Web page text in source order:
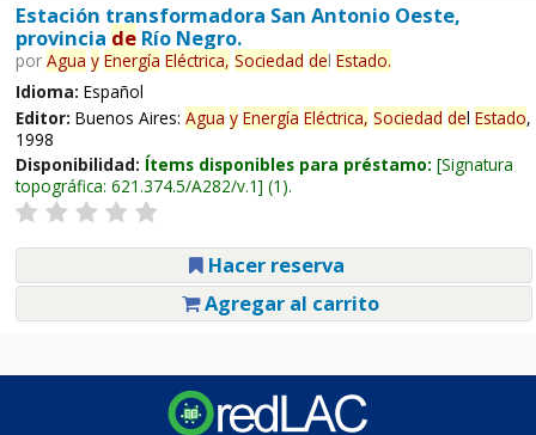
Estación transformadora San Antonio Oeste,
provincia deRío Negro.
por Agua y Energía Eléctrica, Sociedad del Estado.
Idioma: Español
Editor: Buenos Aires: Agua y Energía Eléctrica, Sociedad del Estado,
1998
Disponibilidad: Ítems disponibles para préstamo: Signatura
topográfica: 621.374.5/A282/v.1 (1).
Hacer reserva
Agregar al carrito